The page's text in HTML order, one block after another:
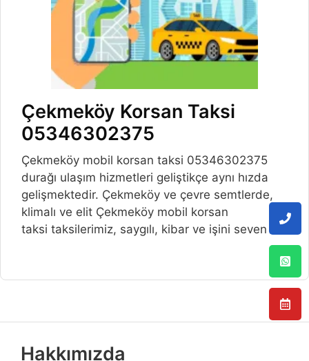
Çekmeköy Korsan Taksi
05346302375
Çekmeköy mobil korsan taksi 05346302375
durağı ulaşım hizmetleri geliştikçe aynı hızda
gelişmektedir. Çekmeköy ve çevre semtlerde,
klimalı ve elit Çekmeköy mobil korsan
taksi taksilerimiz, saygılı, kibar ve işini seven
Hakkımızda